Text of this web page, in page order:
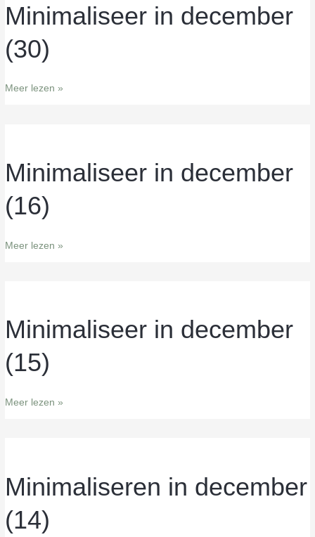
Minimaliseer in december
(30)
Minimaliseer
in
december
(30)
Meer lezen »
Minimaliseer in december
(16)
Minimaliseer
in
december
(16)
Meer lezen »
Minimaliseer in december
(15)
Minimaliseer
in
december
(15)
Meer lezen »
Minimaliseren in december
(14)
Minimaliseren
in
december
(14)